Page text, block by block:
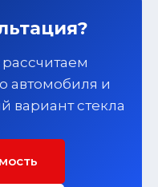
автомобиля и
вариант стекла